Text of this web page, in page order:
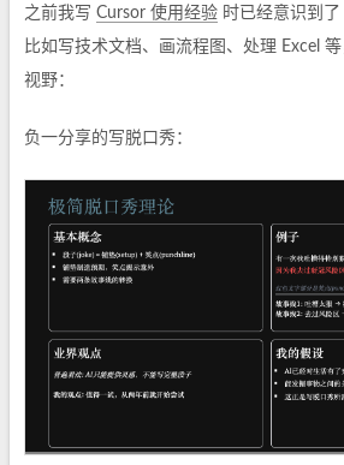
之前我写 Cursor 使用经验 时已经意识到了
比如写技术文档、画流程图、处理 Excel
视野：
负一分享的写脱口秀：